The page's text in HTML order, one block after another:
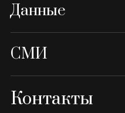
Данные
СМИ
Контакты